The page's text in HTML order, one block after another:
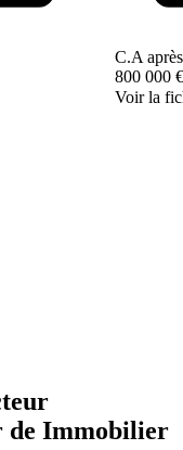
C.A
800 000 €
Voir la
de Immobilier